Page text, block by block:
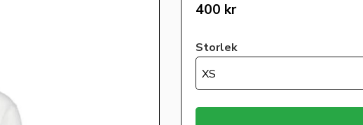
400 kr
Storlek
XS